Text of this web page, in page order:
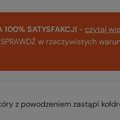
100% SATYSFAKCJI - czytaj
w rzeczywistych
z powodzeniem zastąpi